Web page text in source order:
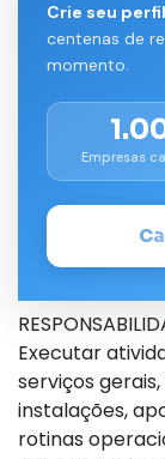
Crie seu perfil
centenas de
momento.
Empresas
Executar
serviços
instalações,
rotinas